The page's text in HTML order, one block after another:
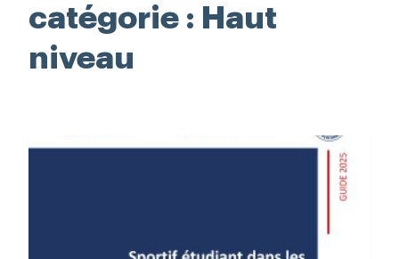
catégorie : Haut
niveau